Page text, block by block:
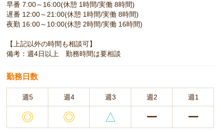
早番 7:00～16:00(休憩 1時間/実働 8時間)
遅番 12:00～21:00(休憩 1時間/実働 8時間)
夜勤 16:00～10:00(休憩 2時間/実働 16時間)
【上記以外の時間も相談可】
備考：週4日以上 勤務時間は要相談
勤務日数
週5 週4 週3 週2 週1
◎ ◎ △ ー ー